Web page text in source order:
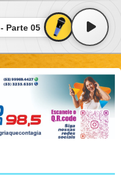
Parte 05